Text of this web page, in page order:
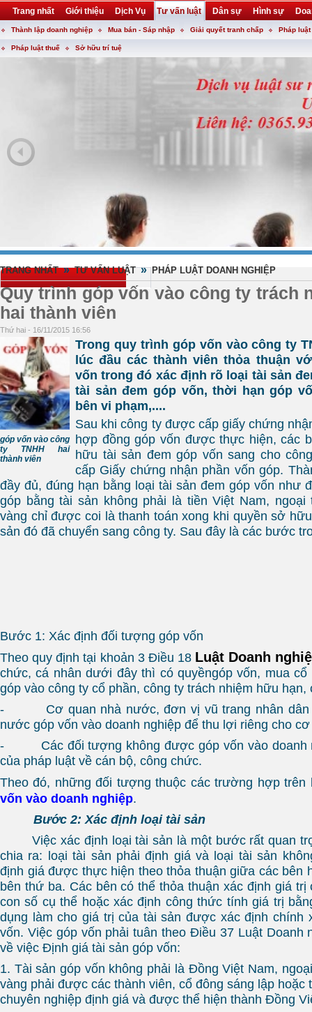
Trang nhất Giới thiệu Dịch Vụ Tư vấn luật Dân sự Hình sự
Khuyến mại Liên hệ forum utility
Thành lập doanh nghiệp Mua bán - Sáp nhập Giải quyết tranh chấp Pháp
Pháp luật thuế Sở hữu trí tuệ
TRANG NHẤT » TƯ VẤN LUẬT » PHÁP LUẬT DOANH NGHIỆP
Quy trình góp vốn vào công ty trách
hai thành viên
Thứ hai - 16/11/2015 16:56
góp vốn vào công
ty TNHH hai
thành viên
Trong quy trình góp vốn vào công ty
lúc đầu các thành viên thỏa thuận
vốn trong đó xác định rõ loại tài sản
tài sản đem góp vốn, thời hạn góp
bên vi phạm,....
Sau khi công ty được cấp giấy chứng
hợp đồng góp vốn được thực hiện, các
hữu tài sản đem góp vốn sang cho
cấp Giấy chứng nhận phần vốn góp.
đầy đủ, đúng hạn bằng loại tài sản đem góp vốn như
góp bằng tài sản không phải là tiền Việt Nam,
vàng chỉ được coi là thanh toán xong khi quyền sở
sản đó đã chuyển sang công ty. Sau đây là các bước
Bước 1: Xác định đối tượng góp vốn
Theo quy định tại khoản 3 Điều 18 Luật Doanh
chức, cá nhân dưới đây thì có quyềngóp vốn, mua cổ
góp vào công ty cổ phần, công ty trách nhiệm hữu hạn,
- Cơ quan nhà nước, đơn vị vũ trang nhân dân
nước góp vốn vào doanh nghiệp để thu lợi riêng cho
- Các đối tượng không được góp vốn vào doanh
của pháp luật về cán bộ, công chức.
Theo đó, những đối tượng thuộc các trường hợp trên
vốn vào doanh nghiệp.
Bước 2: Xác định loại tài sản
Việc xác định loại tài sản là một bước rất quan
chia ra: loại tài sản phải định giá và loại tài sản
định giá được thực hiện theo thỏa thuận giữa các bên
bên thứ ba. Các bên có thể thỏa thuận xác định giá trị
con số cụ thể hoặc xác định công thức tính giá trị
dụng làm cho giá trị của tài sản được xác định chính
vốn. Việc góp vốn phải tuân theo Điều 37 Luật Doanh
về việc Định giá tài sản góp vốn:
1. Tài sản góp vốn không phải là Đồng Việt Nam,
vàng phải được các thành viên, cổ đông sáng lập hoặc
chuyên nghiệp định giá và được thể hiện thành Đồng